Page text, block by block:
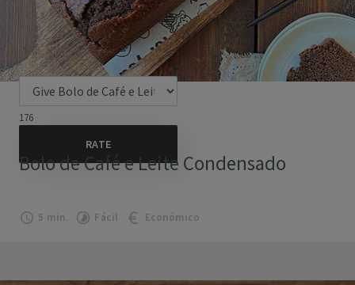
176
Bolo de Café e Leite Condensado
5 min. Fácil Económico